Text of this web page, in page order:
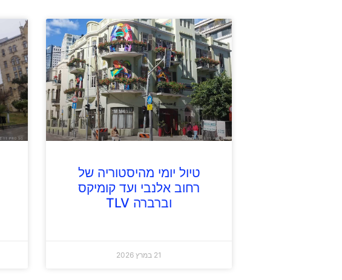
טיול יומי מהיסטוריה של
רחוב אלנבי ועד קומיקס
וברברה TLV
21 במרץ 2026